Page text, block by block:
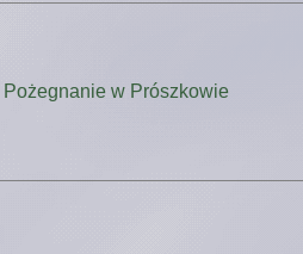
Pożegnanie w Prószkowie